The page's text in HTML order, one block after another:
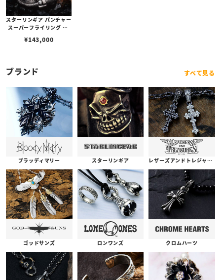
スターリンギア パンチャー
スーパーフライリング w/
ゴ/テクスチャー
¥143,000
ブランド すべて見る
ブラッディマリー スターリンギア レザーズアンドトレジャーズ
ゴッドサンズ ロンワンズ クロムハーツ